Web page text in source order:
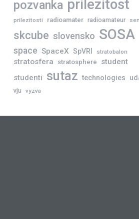
pozvanka prilezitost
prilezitosti radioamater radioamateur
skcube slovensko SOSA
space SpaceX SpVRI stratobalon
stratosfera stratosphere
student
studenti sutaz technologies
vju vyzva